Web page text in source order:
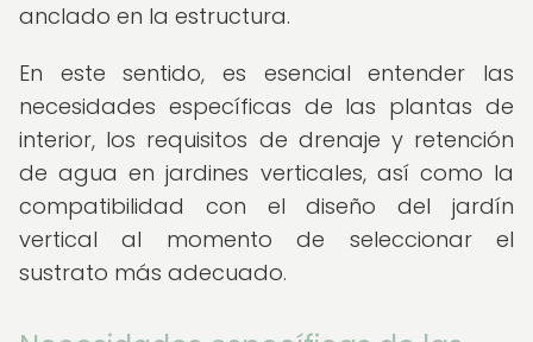
anclado en la estructura.
En este sentido, es esencial entender las
necesidades específicas de las plantas de
interior, los requisitos de drenaje y retención
de agua en jardines verticales, así como la
compatibilidad con el diseño del jardín
vertical al momento de seleccionar el
sustrato más adecuado.